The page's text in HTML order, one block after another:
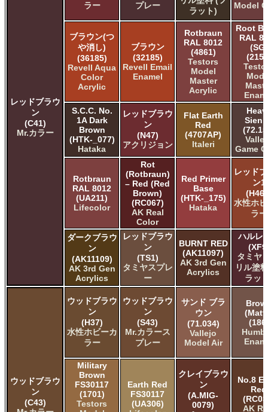
レッドブラウ
ン
(C41)
Mr.カラー
ラー
プレー
ラット)
Model
ブラウン(つ
や消し)
(36185)
Revell Aqua
Color
Acrylic
ブラウン
(32185)
Revell Email
Enamel
Rotbraun
RAL 8012
(4861)
Testors
Model
Master
Acrylic
Root
RAL
(SG)
S.C.C. No.
1A Dark
Brown
(HTK-_077)
Hataka
レッドブラウ
ン
(N47)
アクリジョン
Flat Earth
Red
(4707AP)
Italeri
Game
Rotbraun
RAL 8012
(UA211)
Lifecolor
Rot
(Rotbraun)
– Red (Red
Brown)
(RC067)
AK Real
Color
Red Primer
Base
(HTK-_175)
Hataka
レッド
ン1
水性ホ
ラー
ダークブラウ
ン
(AK11109)
AK 3rd Gen
Acrylics
レッドブラウ
ン
(TS1)
タミヤスプレ
ー
BURNT RED
(AK11097)
AK 3rd Gen
Acrylics
ハルレ
タミヤ
リル塗
ラッ
ウッドブラウ
ン
(C43)
ウッドブラウ
ン
(H37)
水性ホビーカ
ラー
ウッドブラウ
ン
(S43)
Mr.カラース
プレー
サンド ブラ
ウン
(71.034)
Vallejo
Model Air
Military
Brown
FS30117
(1701)
Testors
Earth Red
FS30117
(UA306)
クレイブラウ
ン
(A.MIG-
0079)
No.8
Red
AK